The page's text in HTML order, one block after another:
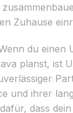
Zuhause
du einen
planst, ist
und ihrer
dass